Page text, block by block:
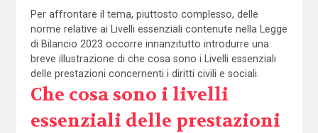
Per affrontare il tema, piuttosto complesso, delle
norme relative ai Livelli essenziali contenute nella Legge
di Bilancio 2023 occorre innanzitutto introdurre una
breve illustrazione di che cosa sono i Livelli essenziali
delle prestazioni concernenti i diritti civili e sociali.
Che cosa sono i livelli
essenziali delle prestazioni